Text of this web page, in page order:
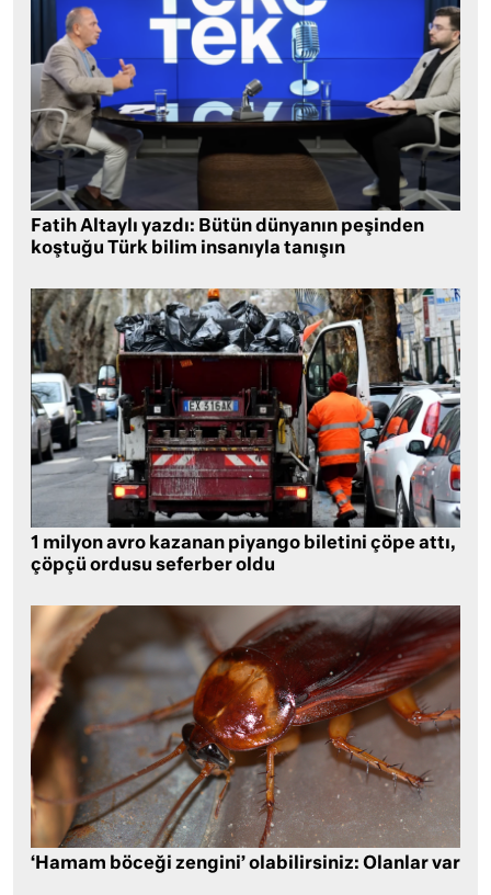
Fatih Altaylı yazdı: Bütün dünyanın peşinden
koştuğu Türk bilim insanıyla tanışın
1 milyon avro kazanan piyango biletini çöpe attı,
çöpçü ordusu seferber oldu
‘Hamam böceği zengini’ olabilirsiniz: Olanlar var